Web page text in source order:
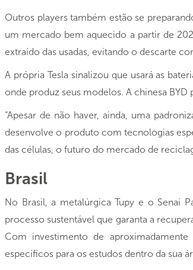
Outros players também estão se
um mercado bem aquecido a partir de
extraído das usadas, evitando o descarte
A própria Tesla sinalizou que usará as
onde produz seus modelos. A chinesa
“Apesar de não haver, ainda, uma
desenvolve o produto com tecnologias
das células, o futuro do mercado de
Brasil
No Brasil, a metalúrgica Tupy e o Senai
processo sustentável que garanta a
Com investimento de
específicos para os estudos dentro da sua